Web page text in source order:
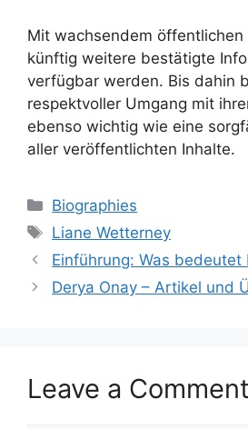
Mit wachsendem öffentlichen
künftig weitere bestätigte
verfügbar werden. Bis dahin
respektvoller Umgang mit
ebenso wichtig wie eine
aller veröffentlichten Inhalte.
Categories
Biographies
Tags
Liane Wetterney
Einführung: Was
Derya Onay – Artikel und
Leave a Comment